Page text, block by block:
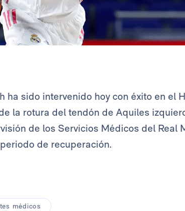
ha sido intervenido hoy con éxito en el
la rotura del tendón de Aquiles
de los Servicios Médicos del Real
de recuperación.
médicos